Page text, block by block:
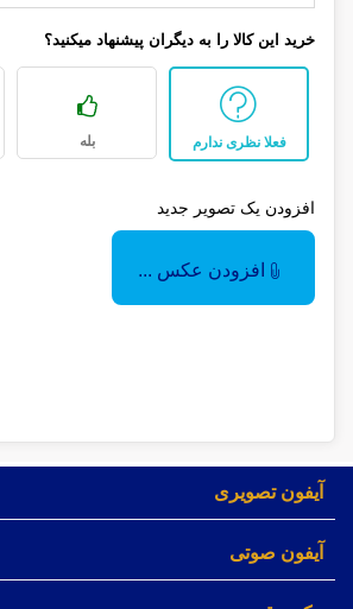
خرید این کالا را به دیگران پیشنهاد میکنید؟
فعلا نظری ندارم بله
افزودن یک تصویر جدید
افزودن عکس ...
آیفون تصویری
آیفون صوتی